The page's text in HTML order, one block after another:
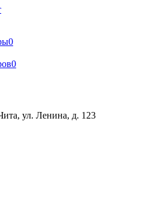
0
0
ул. Ленина, д. 123